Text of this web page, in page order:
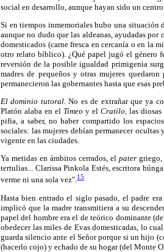
social en desarrollo, aunque hayan sido un
Si en tiempos inmemoriales hubo una situación
aunque no dudo que las aldeanas, ayudadas
domesticados (carne fresca en cercanía o en la
otro relato bíblico). ¿Qué papel jugó el género
reversión de la posible igualdad primigenia
madres de pequeños y otras mujeres
permanecieron las gobernantes hasta que esas
El dominio tutoral. No es de extrañar que ya
Platón alaba en el Timeo y el Cratilo, las
pifia, a saber, no haber compartido los
sociales: las mujeres debían permanecer ocultas
vigente en las ciudades.
Ya metidas en ámbitos cerrados, elpater griego,
tertulias... Clarissa Pinkola Estés, escritora
verme ni una sola vez".15
Hasta bien entrado el siglo pasado, el padre
implicó que la madre transmitiera a su
papel del hombre era el de teórico dominante
obedecer las miles de Evas domesticadas, lo
guarda silencio ante el Señor porque si un hijo
(hacerlo cojo) y echado de su hogar (del Monte